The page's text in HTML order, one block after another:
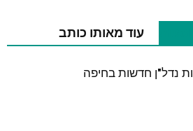
עוד מאותו כותב
נדל"ן חדשות בחיפה